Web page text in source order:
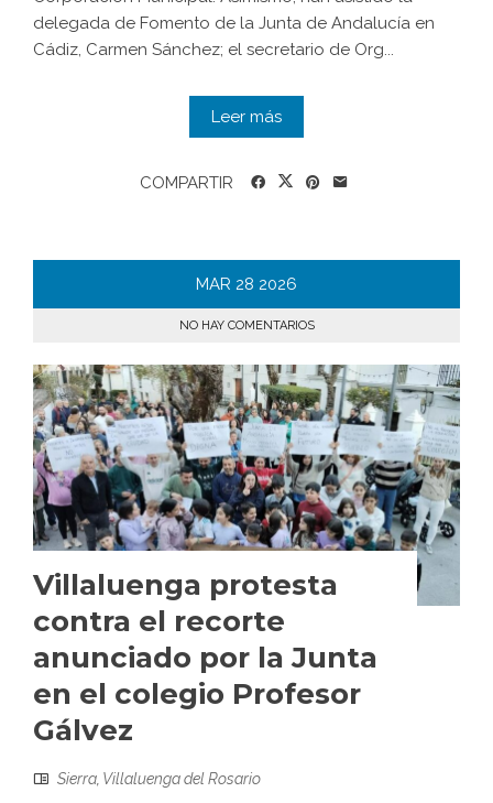
delegada de Fomento de la Junta de Andalucía en
Cádiz, Carmen Sánchez; el secretario de Org...
Leer más
COMPARTIR
MAR 28 2026
NO HAY COMENTARIOS
Villaluenga protesta
contra el recorte
anunciado por la Junta
en el colegio Profesor
Gálvez
Sierra Villaluenga del Rosario